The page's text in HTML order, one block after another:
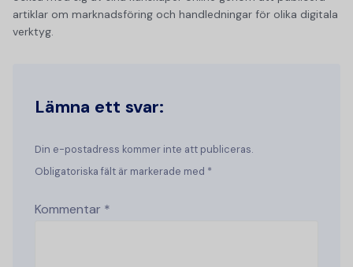
artiklar om marknadsföring och handledningar för olika digitala
verktyg.
Lämna ett svar:
Din e-postadress kommer inte att publiceras.
Obligatoriska fält är markerade med *
Kommentar *